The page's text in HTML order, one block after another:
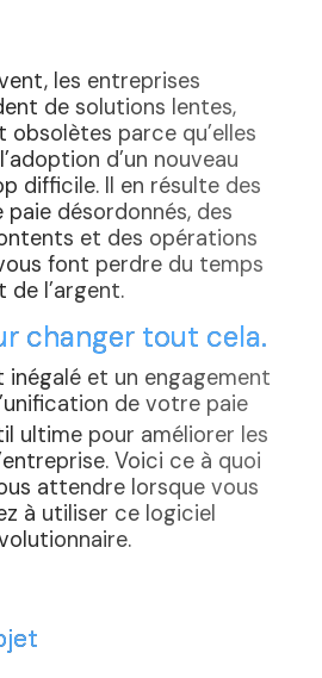
les entreprises
de solutions lentes,
parce qu’elles
d’un nouveau
difficile. Il en résulte des
désordonnés, des
et des opérations
font perdre du temps
de l’argent.
changer tout cela.
et un engagement
de votre paie
ultime pour améliorer les
Voici ce à quoi
attendre lorsque vous
à utiliser ce logiciel